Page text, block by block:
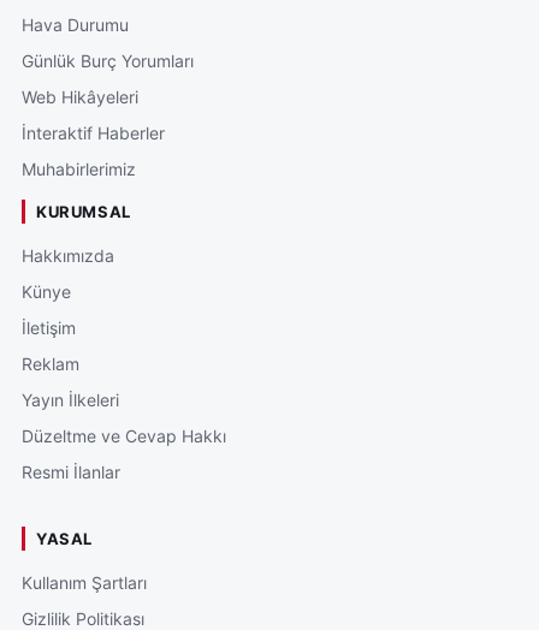
Hava Durumu
Günlük Burç Yorumları
Web Hikâyeleri
İnteraktif Haberler
Muhabirlerimiz
KURUMSAL
Hakkımızda
Künye
İletişim
Reklam
Yayın İlkeleri
Düzeltme ve Cevap Hakkı
Resmi İlanlar
YASAL
Kullanım Şartları
Gizlilik Politikası